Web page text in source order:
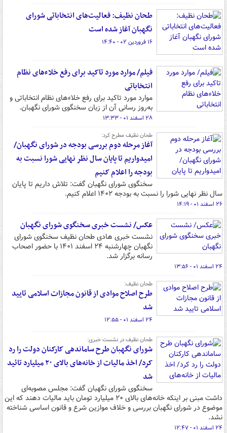
طحان نظیف: فعالیت‌های انتخاباتی شورای
نگهبان آغاز شده است
۱۶ فروردین ۰۲ - ۱۴:۴۰
فیلم/ موارد مورد تاکید برای رفع خلاءهای نظام
انتخاباتی
موارد مورد تاکید برای رفع خلاءهای نظام انتخاباتی و
به‌روز رسانی آن از زبان سخنگوی شورای نگهبان.
۲۸ اسفند ۰۱ - ۱۳:۳۳
طحان نظیف مطرح کرد:
آغاز مرحله دوم بررسی بودجه در شورای نگهبان/
امیدواریم تا پایان سال نظر نهایی شورا نسبت به
بودجه را اعلام کنیم
سخنگوی شورای نگهبان گفت: تلاش داریم تا پایان
سال نظر نهایی شورا را نسبت به بودجه ۱۴۰۲ اعلام کنیم.
۲۶ اسفند ۰۱ - ۱۴:۱۹
عکس/ نشست خبری سخنگوی شورای نگهبان
نشست خبری هادی طحان نظیف سخنگوی شورای
نگهبان چهارشنبه ۲۴ اسفند ۱۴۰۱ با حضور اصحاب
رسانه برگزار شد.
۲۴ اسفند ۰۱ - ۱۳:۵۶
طحان نظیف:
طرح اصلاح موادی از قانون مجازات اسلامی تایید
شد
۲۴ اسفند ۰۱ - ۱۲:۵۵
طحان نظیف در نشست خبری:
شورای نگهبان طرح ساماندهی کارکنان دولت را رد
کرد/ اخذ مالیات از خانه‌های بالای ۲۰ میلیارد تائید
شد
سخنگوی شورای نگهبان گفت: مجلس مصوبه‌ای
داشت مبنی بر اینکه خانه‌های بالای ۲۰ میلیارد تومان باید مالیات دهند که این
موضوع در شورای نگهبان بررسی و خلاف موازین شرع و قانون اساسی شناخته
نشد.
۲۴ اسفند ۰۱ - ۱۲:۴۷